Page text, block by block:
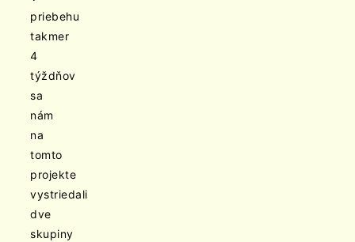
priebehu
takmer
4
týždňov
sa
nám
na
tomto
projekte
vystriedali
dve
skupiny